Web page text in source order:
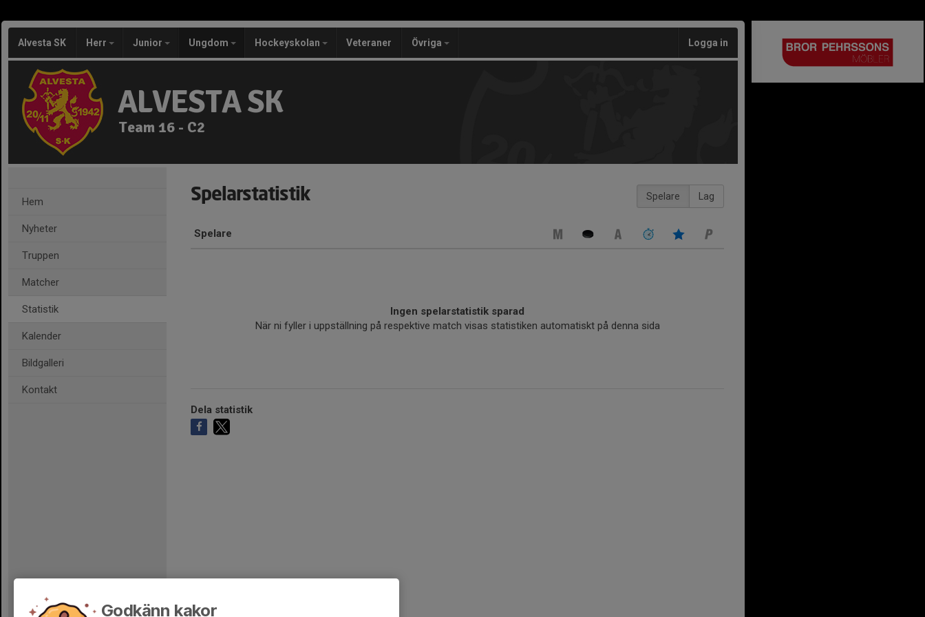
Alvesta SK Herr Junior Ungdom Hockeyskolan Veteraner Övriga Logga in
ALVESTA SK
Team 16 - C2
Hem
Nyheter
Truppen
Matcher
Statistik
Kalender
Bildgalleri
Kontakt
Spelare Lag
Spelarstatistik
Spelare
Ingen spelarstatistik sparad
När ni fyller i uppställning på respektive match visas statistiken automatiskt på denna sida
Dela statistik
Godkänn kakor